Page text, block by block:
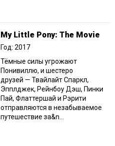
My Little Pony: The Movie
Год: 2017
Тёмные силы угрожают
Понивиллю, и шестеро
друзей — Твайлайт Спаркл,
Эпплджек, Рейнбоу Дэш, Пинки
Пай, Флаттершай и Рэрити
отправляются в незабываемое
путешествие за&n...